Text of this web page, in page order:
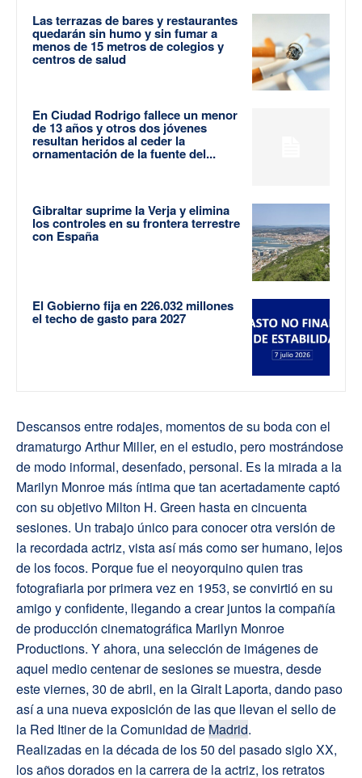
Las terrazas de bares y restaurantes
quedarán sin humo y sin fumar a
menos de 15 metros de colegios y
centros de salud
En Ciudad Rodrigo fallece un menor
de 13 años y otros dos jóvenes
resultan heridos al ceder la
ornamentación de la fuente del...
Gibraltar suprime la Verja y elimina
los controles en su frontera terrestre
con España
El Gobierno fija en 226.032 millones
el techo de gasto para 2027
Descansos entre rodajes, momentos de su boda con el
dramaturgo Arthur Miller, en el estudio, pero mostrándose
de modo informal, desenfado, personal. Es la mirada a la
Marilyn Monroe más íntima que tan acertadamente captó
con su objetivo Milton H. Green hasta en cincuenta
sesiones. Un trabajo único para conocer otra versión de
la recordada actriz, vista así más como ser humano, lejos
de los focos. Porque fue el neoyorquino quien tras
fotografiarla por primera vez en 1953, se convirtió en su
amigo y confidente, llegando a crear juntos la compañía
de producción cinematográfica Marilyn Monroe
Productions. Y ahora, una selección de imágenes de
aquel medio centenar de sesiones se muestra, desde
este viernes, 30 de abril, en la Giralt Laporta, dando paso
así a una nueva exposición de las que llevan el sello de
la Red Itiner de la Comunidad de Madrid.
Realizadas en la década de los 50 del pasado siglo XX,
los años dorados en la carrera de la actriz, los retratos